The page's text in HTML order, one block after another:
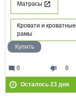
Матрасы
Кровати и кроватные
рамы
Купить
thumb_down 0
mode_comment 0
Осталось 23дня